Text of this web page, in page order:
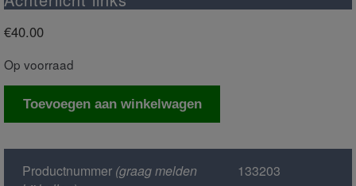
€40.00
Op voorraad
Achterlicht
Toevoegen aan winkelwagen
Productnummer(graag melden
133203